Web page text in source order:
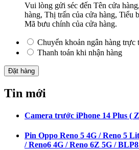
Vui lòng gửi séc đến Tên cửa
hàng, Thị trấn của cửa hàng, Tiểu
Mã bưu chính của cửa hàng.
Chuyển khoản ngân hàng trực
Thanh toán khi nhận hàng
Đặt hàng
Tin mới
Camera trước iPhone 14 Plus (
Pin Oppo Reno 5 4G / Reno 5
/ Reno6 4G / Reno 6Z 5G /